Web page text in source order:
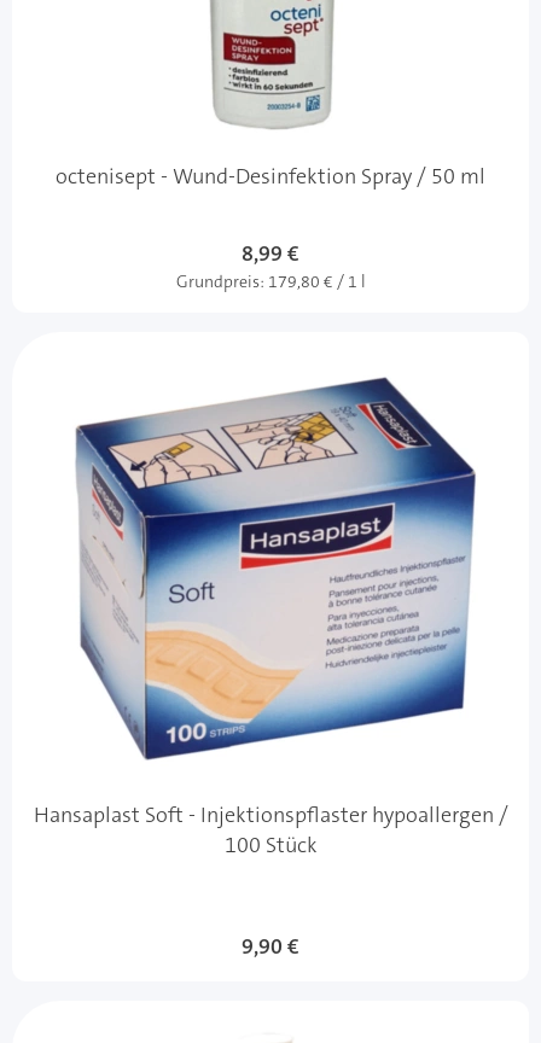
octenisept - Wund-Desinfektion Spray / 50 ml
8,99 €
Grundpreis: 179,80 € / 1 l
Hansaplast Soft - Injektionspflaster hypoallergen /
100 Stück
9,90 €